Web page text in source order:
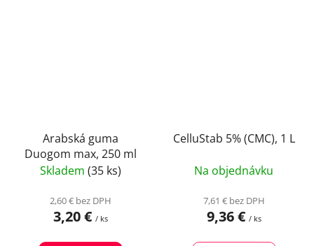
Arabská guma
Duogom max, 250 ml
Skladem (35 ks)
2,60 € bez DPH
3,20 € / ks
CelluStab 5% (CMC), 1 L
Na objednávku
7,61 € bez DPH
9,36 € / ks